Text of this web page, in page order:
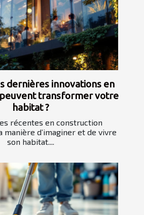
dernières innovations en
transformer votre
habitat ?
récentes en construction
manière d’imaginer et de vivre
son habitat....